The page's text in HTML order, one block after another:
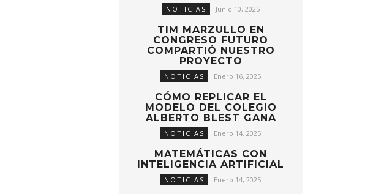
NOTICIAS Junio 10, 2025
TIM MARZULLO EN
CONGRESO FUTURO
COMPARTIÓ NUESTRO
PROYECTO
NOTICIAS Enero 16, 2025
CÓMO REPLICAR EL
MODELO DEL COLEGIO
ALBERTO BLEST GANA
NOTICIAS Enero 14, 2025
MATEMÁTICAS CON
INTELIGENCIA ARTIFICIAL
NOTICIAS Enero 14, 2025